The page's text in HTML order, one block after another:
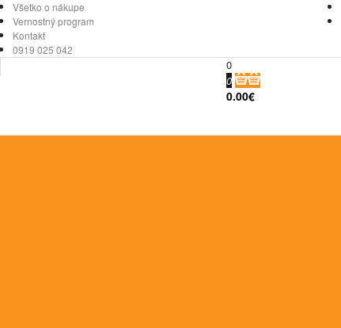
Všetko o nákupe
Vernostný program
Kontakt
0919 025 042
0
0
0.00€